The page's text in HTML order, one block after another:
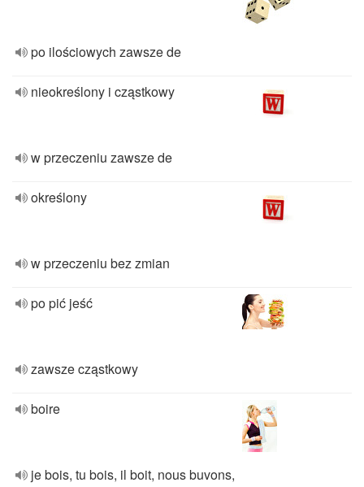
po ilościowych zawsze de
nieokreślony i cząstkowy
w przeczeniu zawsze de
określony
w przeczeniu bez zmian
po pić jeść
zawsze cząstkowy
boire
je bois, tu bois, il boit, nous buvons,